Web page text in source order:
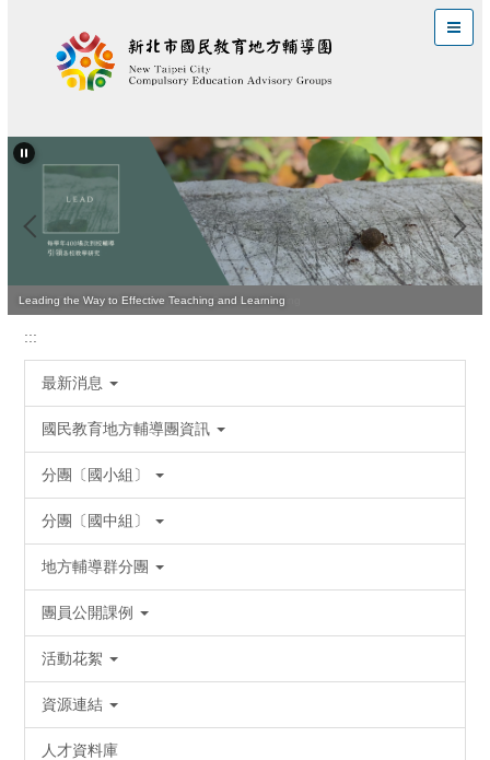
區
Quality Teaching Is Vital for Improving Student Learning
Leading the Way to Effective Teaching and Learning
:::
最新消息
國民教育地方輔導團資訊
分團〔國小組〕
分團〔國中組〕
地方輔導群分團
團員公開課例
活動花絮
資源連結
人才資料庫